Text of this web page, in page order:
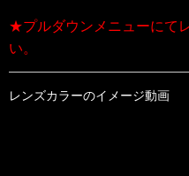
★プルダウンメニューにて
い。
レンズカラーのイメージ動画